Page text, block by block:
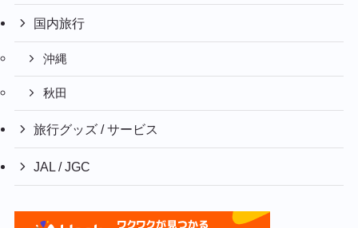
国内旅行
沖縄
秋田
旅行グッズ / サービス
JAL / JGC